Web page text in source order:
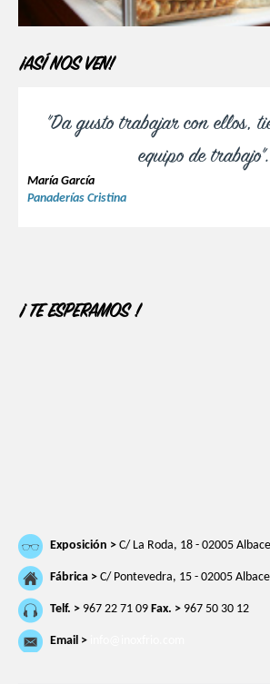
¡ASÍ NOS VEN!
"Da gusto trabajar con ellos,
equipo de trabajo".
María García
Panaderías Cristina
¡ TE ESPERAMOS !
Exposición > C/ La Roda, 18 - 02005
Fábrica > C/ Pontevedra, 15 - 02005
Telf. > 967 22 71 09 Fax. > 967 50 30 12
Email >